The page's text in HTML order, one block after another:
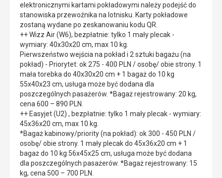
elektronicznymi kartami pokładowymi należy podejść do
stanowiska przewoźnika na lotnisku. Karty pokładowe
zostaną wydane po zeskanowaniu kodu QR.
++ Wizz Air (W6), bezpłatnie: tylko 1 mały plecak -
wymiary: 40x30x20 cm, max 10 kg.
Pierwszeństwo wejścia na pokład i 2 sztuki bagażu (na
pokład) - Priorytet: ok 275 - 400 PLN / osobę/ obie strony. 1
mała torebka do 40x30x20 cm + 1 bagaż do 10 kg
55x40x23 cm, usługa może być dodana dla
poszczególnych pasażerów. *Bagaż rejestrowany: 20 kg,
cena 600 – 890 PLN.
++ Easyjet (U2) , bezpłatnie: tylko 1 mały plecak - wymiary:
45x36x20 cm, max 10 kg.
*Bagaż kabinowy/priority (na pokład): ok 300 - 450 PLN /
osobę/ obie strony. 1 mały plecak do 45x36x20 cm + 1
bagaż do 10 kg 56x45x25 cm, usługa może być dodana
dla poszczególnych pasażerów. *Bagaż rejestrowany: 15
kg, cena 500 – 700 PLN.